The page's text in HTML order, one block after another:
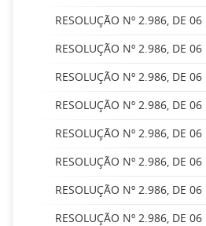
RESOLUÇÃO Nº 2.986, DE
RESOLUÇÃO Nº 2.986, DE
RESOLUÇÃO Nº 2.986, DE
RESOLUÇÃO Nº 2.986, DE
RESOLUÇÃO Nº 2.986, DE
RESOLUÇÃO Nº 2.986, DE
RESOLUÇÃO Nº 2.986, DE
RESOLUÇÃO Nº 2.986, DE